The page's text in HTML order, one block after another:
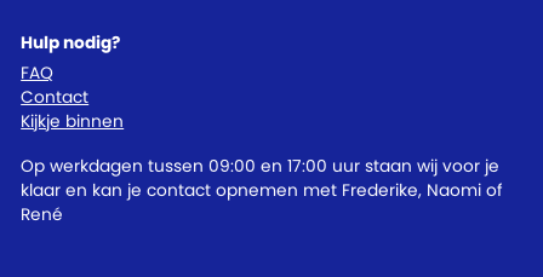
Hulp nodig?
FAQ
Contact
Kijkje binnen
Op werkdagen tussen 09:00 en 17:00 uur staan wij voor je
klaar en kan je contact opnemen met Frederike, Naomi of
René